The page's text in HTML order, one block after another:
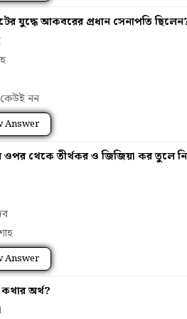
যুদ্ধে আকবরের প্রধান সেনাপতি
নন
Answer
ওপর থেকে তীর্থকর ও জিজিয়া কর তুলে
Answer
অর্থ?